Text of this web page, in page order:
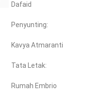
Dafaid
Penyunting:
Kavya Atmaranti
Tata Letak:
Rumah Embrio